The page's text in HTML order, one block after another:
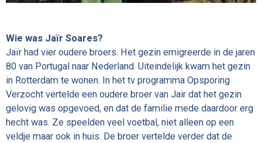
Wie was Jaïr Soares?
Jaïr had vier oudere broers. Het gezin emigreerde in de jaren
80 van Portugal naar Nederland. Uiteindelijk kwam het gezin
in Rotterdam te wonen. In het tv programma Opsporing
Verzocht vertelde een oudere broer van Jair dat het gezin
gelovig was opgevoed, en dat de familie mede daardoor erg
hecht was. Ze speelden veel voetbal, niet alleen op een
veldje maar ook in huis. De broer vertelde verder dat de